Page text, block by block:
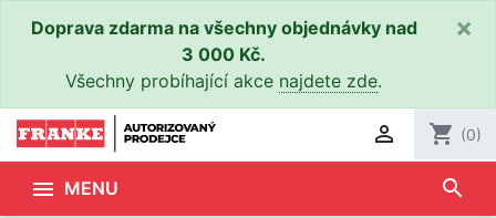
Doprava zdarma na všechny objednávky nad
3 000 Kč.
Všechny probíhající akce najdete zde.
×
 shopping_cart (0)
 MENU search